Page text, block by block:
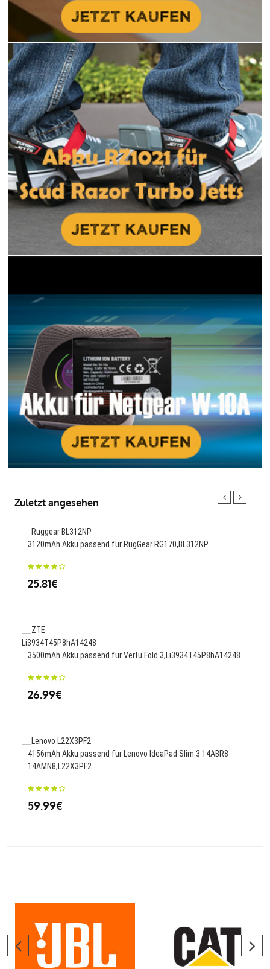
Zuletzt angesehen
3120mAh Akku passend für RugGear RG170,BL312NP
25.81€
3500mAh Akku passend für Vertu Fold 3,Li3934T45P8hA14248
26.99€
4156mAh Akku passend für Lenovo IdeaPad Slim 3 14ABR8
14AMN8,L22X3PF2
59.99€